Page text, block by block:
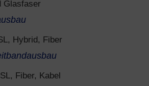
Glasfaser
Hybrid, Fiber
Fiber, Kabel